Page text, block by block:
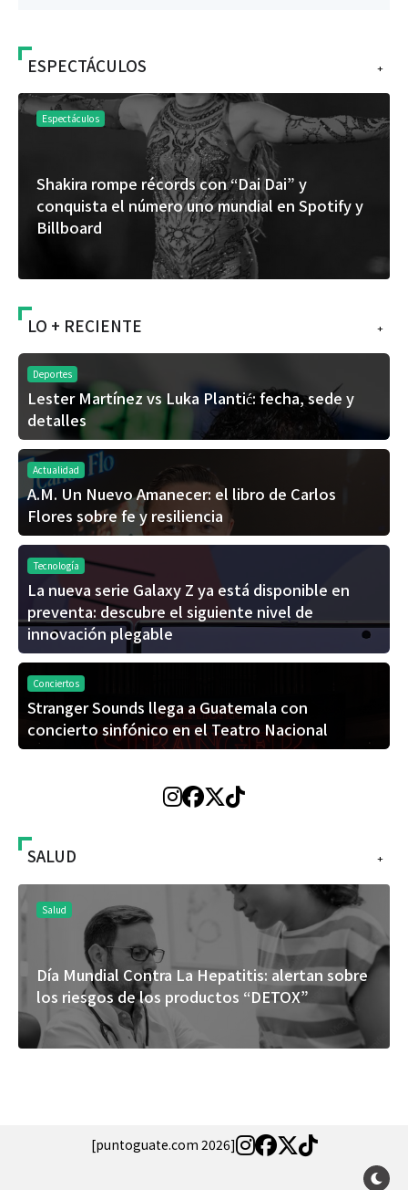
+
ESPECTÁCULOS
Espectáculos
Shakira rompe récords con “Dai Dai” y
conquista el número uno mundial en Spotify y
Billboard
+
LO + RECIENTE
Deportes
Lester Martínez vs Luka Plantić: fecha, sede y
detalles
Actualidad
A.M. Un Nuevo Amanecer: el libro de Carlos
Flores sobre fe y resiliencia
Tecnología
La nueva serie Galaxy Z ya está disponible en
preventa: descubre el siguiente nivel de
innovación plegable
Conciertos
Stranger Sounds llega a Guatemala con
concierto sinfónico en el Teatro Nacional
+
SALUD
Salud
Día Mundial Contra La Hepatitis: alertan sobre
los riesgos de los productos “DETOX”
[puntoguate.com 2026]